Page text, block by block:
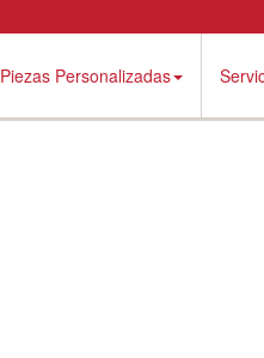
Piezas Personalizadas